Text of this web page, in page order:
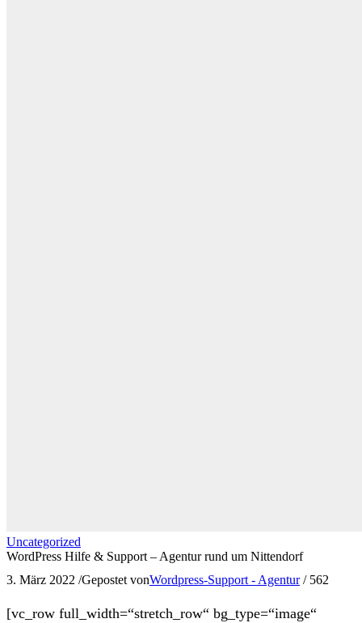
Uncategorized
WordPress Hilfe & Support – Agentur rund um Nittendorf
3. März 2022 /Gepostet vonWordpress-Support - Agentur / 562
[vc_row full_width=“stretch_row“ bg_type=“image“